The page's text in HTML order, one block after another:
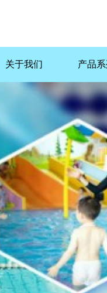
关于我们 产品